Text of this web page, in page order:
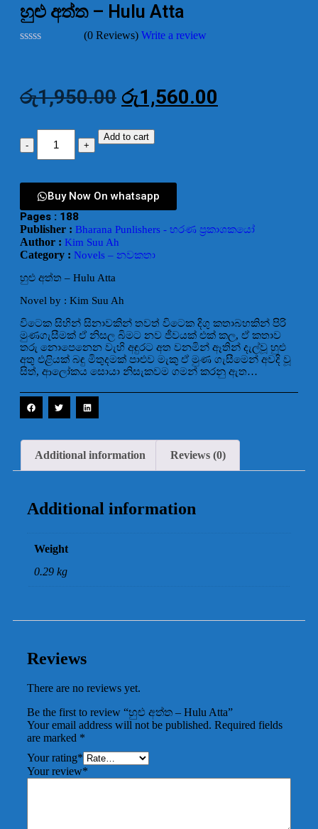
හුළු අත්ත – Hulu Atta
5
(0 Reviews)Write a review
රු1,950.00 රු1,560.00
Add to cart
Buy Now On whatsapp
Pages : 188
Publisher : Bharana Punlishers - භරණ ප්‍රකාශකයෝ
Author : Kim Suu Ah
Category : Novels – නවකතා
හුළු අත්ත – Hulu Atta
Novel by : Kim Suu Ah
විටෙක සිහින් සිනාවකින් තවත් විටෙක දිගු කතාබහකින් පිරි
මුණගැසීමක් ඒ නිසල බිමට නව ජීවයක් එක් කල, ඒ කතාව
තරු නොපෙනෙන වැහි අඳුරට අත වනමින් ඈතින් දැල්වූ හුළු
අතු එළියක් බඳු මිතුදමක් පාළුව මැකු ඒ මුණ ගැසීමෙන් අවදි වූ
සිත්, ආලෝකය සොයා නිසැකවම ගමන් කරනු ඇත…
Additional information Reviews (0)
Additional information
Weight
0.29 kg
Reviews
There are no reviews yet.
Be the first to review “හුළු අත්ත – Hulu Atta”
Your email address will not be published. Required fields
are marked *
Your rating*
Your review*